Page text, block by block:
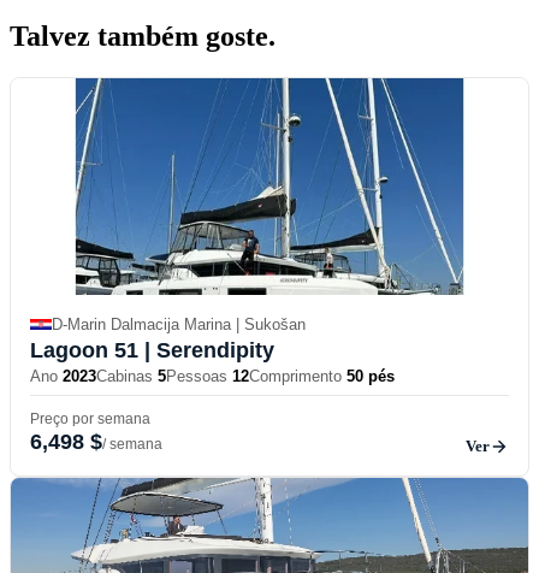
Talvez também goste.
D-Marin Dalmacija Marina | Sukošan
Lagoon 51 | Serendipity
Ano 2023Cabinas 5Pessoas 12Comprimento 50 pés
Preço por semana
6,498 $/ semana Ver